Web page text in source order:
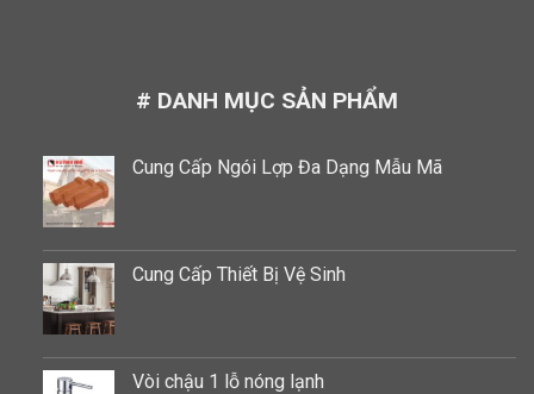
# DANH MỤC SẢN PHẨM
Cung Cấp Ngói Lợp Đa Dạng Mẫu Mã
Cung Cấp Thiết Bị Vệ Sinh
Vòi chậu 1 lỗ nóng lạnh